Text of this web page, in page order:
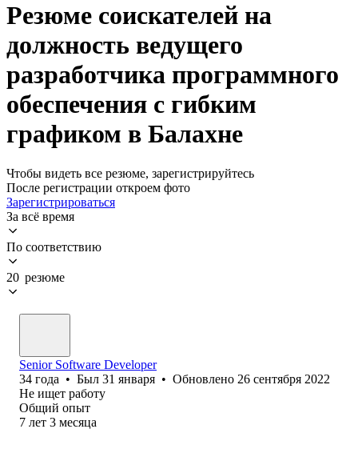
Резюме соискателей на
должность ведущего
разработчика программного
обеспечения с гибким
графиком в Балахне
Чтобы видеть все резюме, зарегистрируйтесь
После регистрации откроем фото
Зарегистрироваться
За всё время
По соответствию
20 резюме
Senior Software Developer
34 года • Был 31 января • Обновлено 26 сентября 2022
Не ищет работу
Общий опыт
7 лет 3 месяца